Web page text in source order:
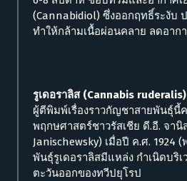
(Cannabidiol) ซึ่งออกฤทธิ์ระงับ
ทำให้กล้ามเนื้อผ่อนคลาย ลดอากา
รูเดอราลิส (Cannabis ruderalis)
ผู้ตีพิมพ์เรื่องราวกัญชาสายพันธุ์นี้
พฤกษศาสตร์ชาวรัสเชีย ดี.อี. จานิส
Janischewsky) เมื่อปี ค.ศ. 1924
พันธุ์รูเดอราลิสมีแหล่ง กำเนิดบริ
ตะวันออกของทวีปยุโรป